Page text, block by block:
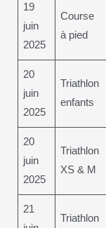
19
juin
2025
Course
à pied
20
juin
2025
Triathlon
enfants
20
juin
2025
Triathlon
XS & M
21
Triathlon